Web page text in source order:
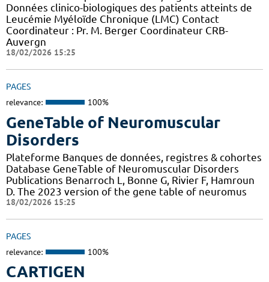
Données clinico-biologiques des patients atteints de
Leucémie Myéloïde Chronique (LMC) Contact
Coordinateur : Pr. M. Berger Coordinateur CRB-
Auvergn
18/02/2026 15:25
PAGES
relevance: 100%
GeneTable of Neuromuscular
Disorders
Plateforme Banques de données, registres & cohortes
Database GeneTable of Neuromuscular Disorders
Publications Benarroch L, Bonne G, Rivier F, Hamroun
D. The 2023 version of the gene table of neuromus
18/02/2026 15:25
PAGES
relevance: 100%
CARTIGEN